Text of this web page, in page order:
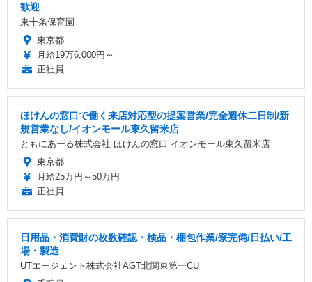
歓迎
東十条保育園
東京都
月給19万6,000円～
正社員
ほけんの窓口で働く来店対応型の提案営業/完全週休二日制/新
規営業なし/イオンモール東久留米店
ともにあーる株式会社 ほけんの窓口 イオンモール東久留米店
東京都
月給25万円～50万円
正社員
日用品・消費財の枚数確認・検品・梱包作業/寮完備/日払い/工
場・製造
UTエージェント株式会社AGT北関東第一CU